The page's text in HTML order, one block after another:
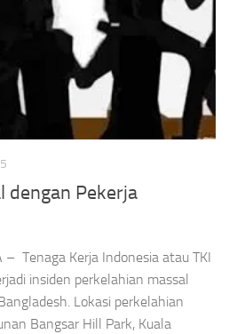
dengan Pekerja
– Tenaga Kerja Indonesia atau TKI
insiden perkelahian massal
Lokasi perkelahian
Bangsar Hill Park, Kuala